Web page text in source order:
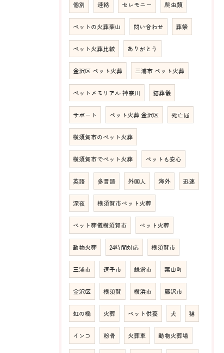
個別 連絡 セレモニー 爬虫類
ペットの火葬葉山 問い合わせ 葬祭
ペット火葬比較 ありがとう
金沢区 ペット火葬 三浦市 ペット火葬
ペットメモリアル 神奈川 猫葬儀
サポート ペット火葬 金沢区 死亡届
横須賀市のペット火葬
横須賀市でペット火葬 ペットも安心
英語 多言語 外国人 海外 迅速
深夜 横須賀市ペット火葬
ペット葬儀横須賀市 ペット火葬
動物火葬 24時間対応 横須賀市
三浦市 逗子市 鎌倉市 葉山町
金沢区 横須賀 横浜市 藤沢市
虹の橋 火葬 ペット供養 犬 猫
インコ 粉骨 火葬車 動物火葬場